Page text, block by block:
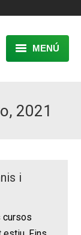
MENÚ
2021
i
cursos